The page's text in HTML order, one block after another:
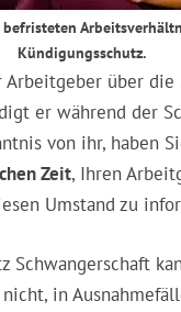
befristeten
Kündigungsschutz.
über die
er während der
von ihr, haben
Zeit, Ihren
Umstand zu
Schwangerschaft
in